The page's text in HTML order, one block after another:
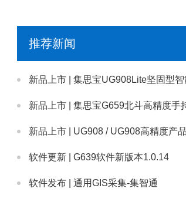
推荐新闻
新品上市 | 集思宝UG908Lite坚固型智能平板终端
新品上市 | 集思宝G659北斗高精度手持机产品
新品上市 | UG908 / UG908高精度产品上
软件更新 | G639软件新版本1.0.14
软件发布 | 通用GIS采集-集智通